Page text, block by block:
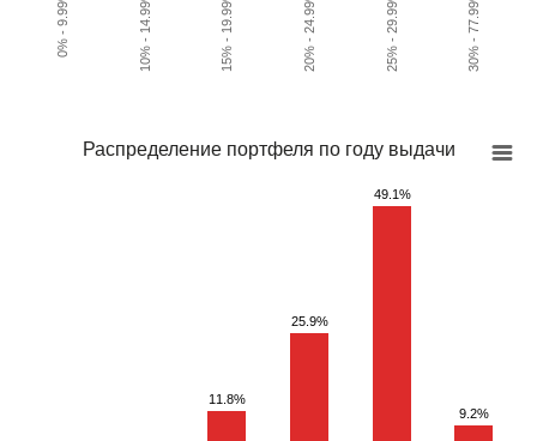
0% - 9.99% 10% - 14.99% 15% - 19.99% 20% - 24.99% 25% - 29.99% 30% - 77.99%
Распределение портфеля по году выдачи
11.8%
25.9%
49.1%
9.2%